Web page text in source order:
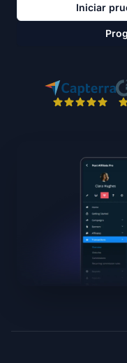
Iniciar